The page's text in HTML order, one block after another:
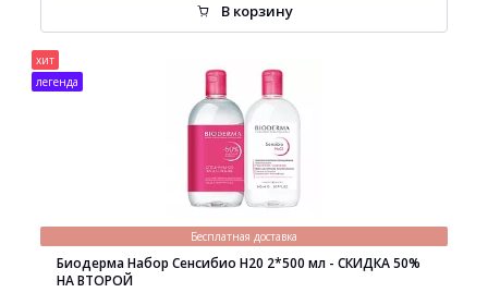
В корзину
хит
легенда
Бесплатная доставка
Биодерма Набор Сенсибио H20 2*500 мл - СКИДКА 50%
НА ВТОРОЙ